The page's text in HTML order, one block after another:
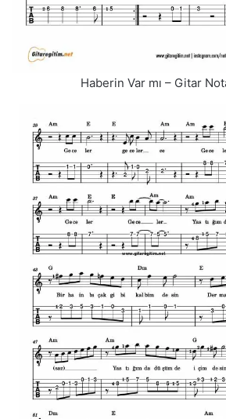
Haberin Var mı – Gitar